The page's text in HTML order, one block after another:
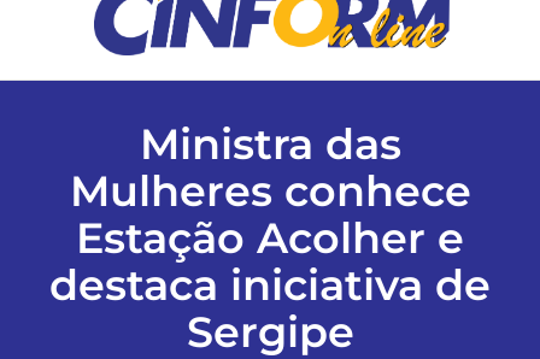
POLÍTICA
ECONOMIA
TECNOLOGIA
Ministra das
Mulheres conhece
Estação Acolher e
destaca iniciativa de
Sergipe